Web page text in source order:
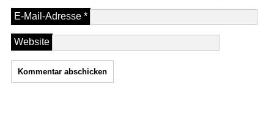
E-Mail-Adresse *
Website